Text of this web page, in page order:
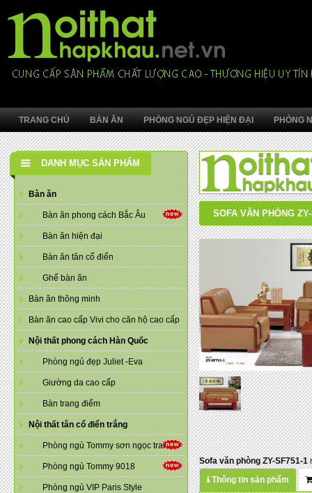
TRANG CHỦ BÀN ĂN PHÒNG NGỦ ĐẸP HIỆN ĐẠI PHÒNG
DANH MỤC SẢN PHẨM
Bàn ăn
Bàn ăn phong cách Bắc Âu
Bàn ăn hiện đại
Bàn ăn tân cổ điển
Ghế bàn ăn
Bàn ăn thông minh
Bàn ăn cao cấp Vivi cho căn hộ cao cấp
Nội thất phong cách Hàn Quốc
Phòng ngủ đẹp Juliet -Eva
Giường da cao cấp
Bàn trang điểm
Nội thất tân cổ điển trắng
Phòng ngủ Tommy sơn ngọc trai
Phòng ngủ Tommy 9018
Phòng ngủ VIP Paris Style
SOFA VĂN PHÒNG
Sofa văn phòng ZY-SF751-1
Thông tin sản phẩm